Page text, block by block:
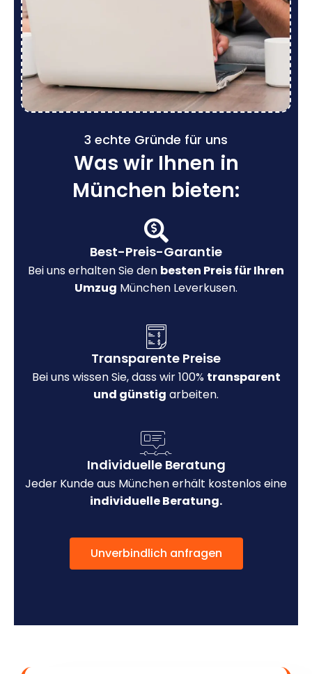
3 echte Gründe für uns
Was wir Ihnen in
München bieten:
Best-Preis-Garantie
Bei uns erhalten Sie den besten Preis für Ihren
Umzug München Leverkusen.
Transparente Preise
Bei uns wissen Sie, dass wir 100% transparent
und günstig arbeiten.
Individuelle Beratung
Jeder Kunde aus München erhält kostenlos eine
individuelle Beratung.
Unverbindlich anfragen